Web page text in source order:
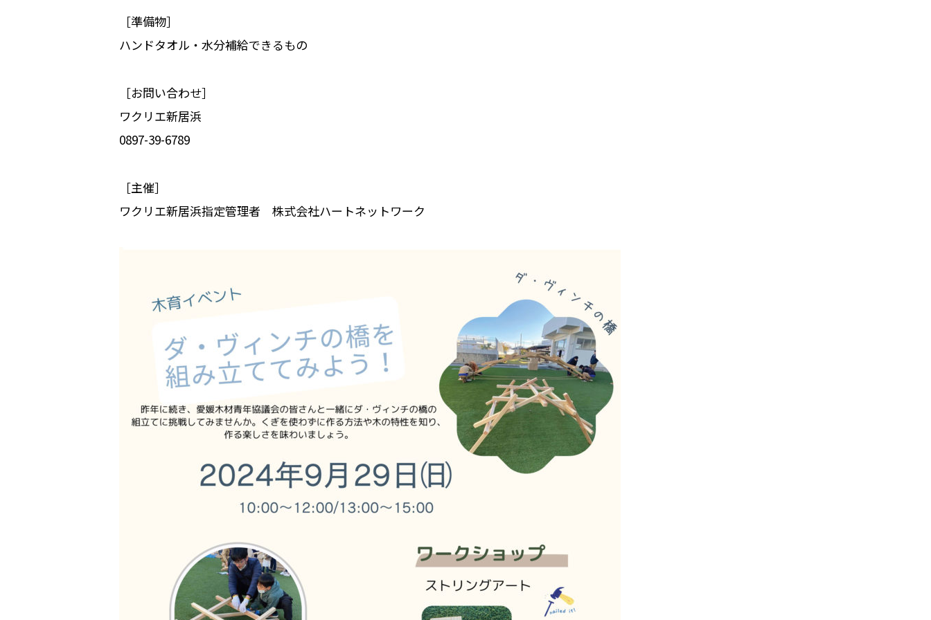
［準備物］
ハンドタオル・水分補給できるもの
［お問い合わせ］
ワクリエ新居浜
0897-39-6789
［主催］
ワクリエ新居浜指定管理者 株式会社ハートネットワーク